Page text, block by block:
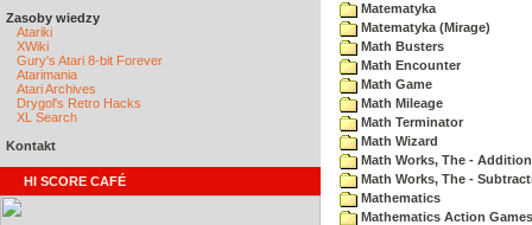
Zasoby wiedzy
Atariki
XWiki
Gury's Atari 8-bit Forever
Atarimania
Atari Archives
Drygol's Retro Hacks
XL Search
Kontakt
HI SCORE CAFÉ
Matematyka
Matematyka (Mirage)
Math Busters
Math Encounter
Math Game
Math Mileage
Math Terminator
Math Wizard
Math Works, The - Addition
Math Works, The -
Mathematics
Mathematics Action